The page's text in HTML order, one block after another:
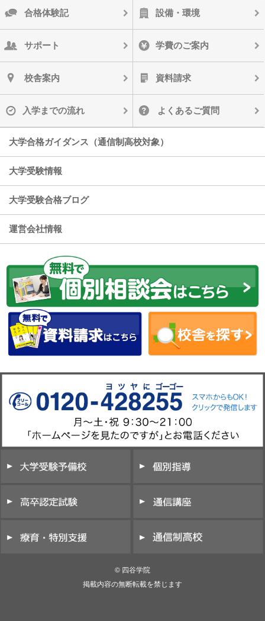
合格体験記 設備・環境
サポート 学費のご案内
校舎案内 資料請求
入学までの流れ よくあるご質問
大学合格ガイダンス（通信制高校対象）
大学受験情報
大学受験合格ブログ
運営会社情報
© 四谷学院
掲載内容の無断転載を禁じます